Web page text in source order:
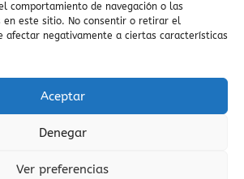
comportamiento de navegación o las
en este sitio. No consentir o retirar el
afectar negativamente a ciertas características
Aceptar
Denegar
Ver preferencias
UNICOS APARTAMENTOS VILLADEAINSA:
/